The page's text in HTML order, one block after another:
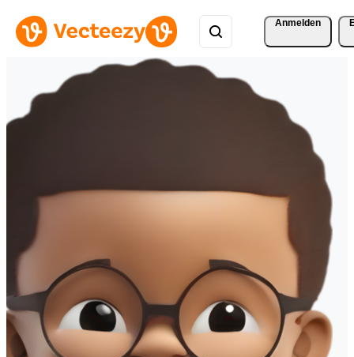
Anmelden